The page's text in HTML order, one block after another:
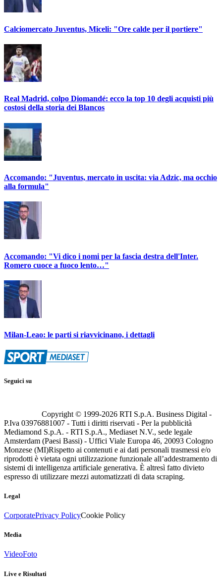
Calciomercato Juventus, Miceli: "Ore calde per il portiere"
Real Madrid, colpo Diomandé: ecco la top 10 degli acquisti più
costosi della storia dei Blancos
Accomando: "Juventus, mercato in uscita: via Adzic, ma occhio
alla formula"
Accomando: "Vi dico i nomi per la fascia destra dell'Inter.
Romero cuoce a fuoco lento…"
Milan-Leao: le parti si riavvicinano, i dettagli
Seguici su
Copyright © 1999-2026 RTI S.p.A. Business Digital -
P.Iva 03976881007 - Tutti i diritti riservati - Per la pubblicità
Mediamond S.p.A. - RTI S.p.A., Mediaset N.V., sede legale
Amsterdam (Paesi Bassi) - Uffici Viale Europa 46, 20093 Cologno
Monzese (MI)Rispetto ai contenuti e ai dati personali trasmessi e/o
riprodotti è vietata ogni utilizzazione funzionale all’addestramento di
sistemi di intelligenza artificiale generativa. È altresì fatto divieto
espresso di utilizzare mezzi automatizzati di data scraping.
Legal
CorporatePrivacy PolicyCookie Policy
Media
VideoFoto
Live e Risultati